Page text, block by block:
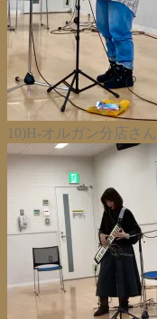
10)H-オルガン分店さん